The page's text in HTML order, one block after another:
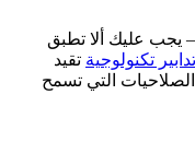
يجب عليك ألا تطبق
تدابير تكنولوجية تقيد
التي تسمح